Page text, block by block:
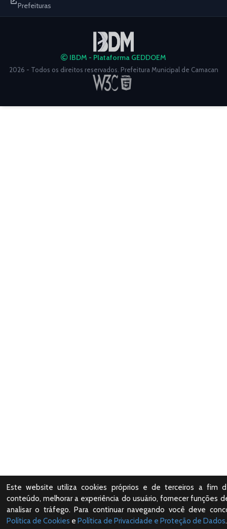
Prefeituras
IBDM - Plataforma GEDDOEM
2026 - Todos os direitos reservados. Prefeitura Municipal de Camacan
Este website utiliza cookies próprios e de terceiros a fim
conteúdo, melhorar a experiência do usuário, fornecer funções
analisar o tráfego. Para continuar navegando você deve
Política de Cookies e Política de Privacidade e Proteção de Dados.